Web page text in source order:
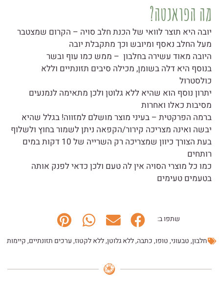
מה הפואנטה?
יובה היא תוצר לוואי של הכנת חלב סויה – הקרום שמצטבר
מעל החלב נאסף ומיובש וכך מתקבלת יובה
היובה מאוד עשירה בחלבון – ממש כמו עוף ובשר
בנוסף היא דלה בשומן, מכילה סיבים תזונתיים וללא
כולסטרול
יתרון נוסף הוא שהיא ללא גלוטן ולכן מתאימה לנמנעים
מסיבות כאלו ואחרות
ברמה הפרקטית – בעיני מוצר מושלם למזווה! בגלל שהיא
יבשה ואינה מצריכה קירור/הקפאה ניתן לשמור בחוץ ולשלוף
בעת הצורך כיוון שמצריכה רק השרייה של 10 דקות במים
רותחים
כמו כל מוצרי הסויה אין לה טעם ולכן כדאי לפנק אותה
בטעמים טעימים
שתפו ב:
חלבון,טבעוני,טופו,כתבה,ללא גלוטן,ללא לקטוז,ערכים תזונתיים,קיימות